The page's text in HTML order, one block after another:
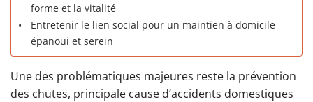
forme et la vitalité
Entretenir le lien social pour un maintien à domicile
épanoui et serein
Une des problématiques majeures reste la prévention
des chutes, principale cause d’accidents domestiques